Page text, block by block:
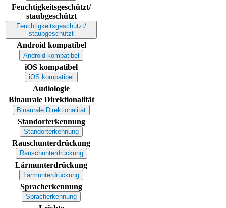
Feuchtigkeitsgeschützt/
staubgeschützt
Feuchtigkeitsgeschützt/
staubgeschützt
Android kompatibel
Android kompatibel
iOS kompatibel
iOS kompatibel
Audiologie
Binaurale Direktionalität
Binaurale Direktionalität
Standorterkennung
Standorterkennung
Rauschunterdrückung
Rauschunterdrückung
Lärmunterdrückung
Lärmunterdrückung
Spracherkennung
Spracherkennung